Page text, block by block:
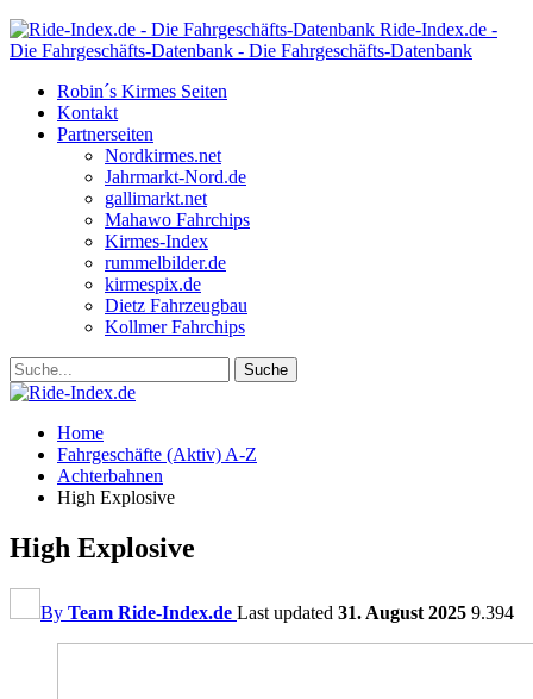
Ride-Index.de -
Die Fahrgeschäfts-Datenbank - Die Fahrgeschäfts-Datenbank
Robin´s Kirmes Seiten
Kontakt
Partnerseiten
Nordkirmes.net
Jahrmarkt-Nord.de
gallimarkt.net
Mahawo Fahrchips
Kirmes-Index
rummelbilder.de
kirmespix.de
Dietz Fahrzeugbau
Kollmer Fahrchips
Home
Fahrgeschäfte (Aktiv) A-Z
Achterbahnen
High Explosive
High Explosive
By Team Ride-Index.de Last updated 31. August 2025 9.394